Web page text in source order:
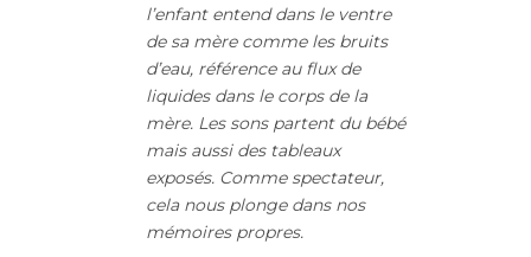
l’enfant entend dans le ventre
de sa mère comme les bruits
d’eau, référence au flux de
liquides dans le corps de la
mère. Les sons partent du bébé
mais aussi des tableaux
exposés. Comme spectateur,
cela nous plonge dans nos
mémoires propres.